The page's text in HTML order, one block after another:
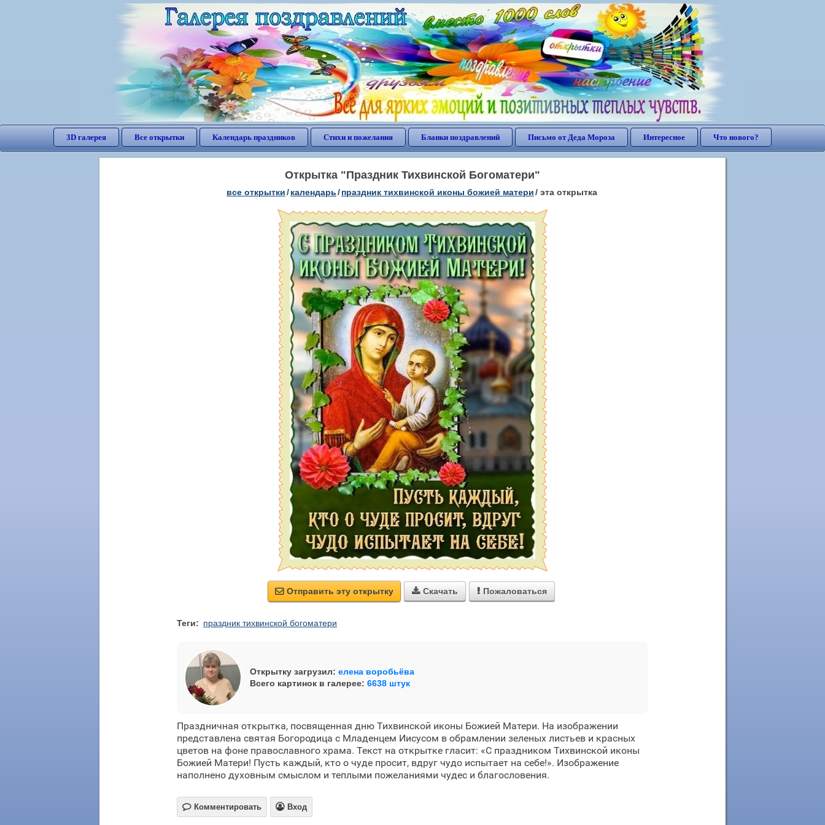
3D галерея Все открытки Календарь праздников Стихи и пожелания Бланки поздравлений Письмо от Деда Мороза Интересное Что нового?
Открытка "Праздник Тихвинской Богоматери"
все открытки/календарь/праздник тихвинской иконы божией матери/ эта открытка
 Отправить эту открытку  Скачать  Пожаловаться
Теги: праздник тихвинской богоматери
Открытку загрузил: елена воробьёва
Всего картинок в галерее: 6638 штук
Праздничная открытка, посвященная дню Тихвинской иконы Божией Матери. На изображении
представлена святая Богородица с Младенцем Иисусом в обрамлении зеленых листьев и красных
цветов на фоне православного храма. Текст на открытке гласит: «С праздником Тихвинской иконы
Божией Матери! Пусть каждый, кто о чуде просит, вдруг чудо испытает на себе!». Изображение
наполнено духовным смыслом и теплыми пожеланиями чудес и благословения.
 Комментировать  Вход